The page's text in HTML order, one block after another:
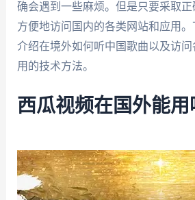
确会遇到一些麻烦。但是只要采取
方便地访问国内的各类网站和应用
介绍在境外如何听中国歌曲以及访
用的技术方法。
西瓜视频在国外能用